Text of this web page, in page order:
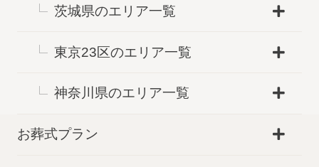
茨城県のエリア一覧
東京23区のエリア一覧
神奈川県のエリア一覧
お葬式プラン